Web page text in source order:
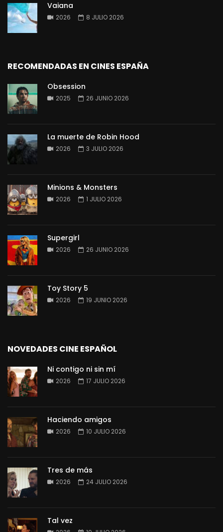
Vaiana
2026 8 JULIO 2026
RECOMENDADAS EN CINES ESPAÑA
Obsession
2025 26 JUNIO 2026
La muerte de Robin Hood
2026 3 JULIO 2026
Minions & Monsters
2026 1 JULIO 2026
Supergirl
2026 26 JUNIO 2026
Toy Story 5
2026 19 JUNIO 2026
NOVEDADES CINE ESPAÑOL
Ni contigo ni sin mí
2026 17 JULIO 2026
Haciendo amigos
2026 10 JULIO 2026
Tres de más
2026 24 JULIO 2026
Tal vez